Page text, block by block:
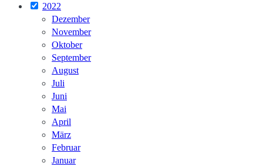
2022
Dezember
November
Oktober
September
August
Juli
Juni
Mai
April
März
Februar
Januar